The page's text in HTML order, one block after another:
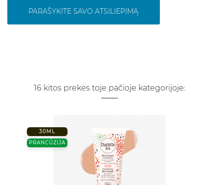
PARAŠYKITE SAVO ATSILIEPIMĄ
16 kitos prekės toje pačioje kategorijoje:
30ML
PRANCŪZIJA